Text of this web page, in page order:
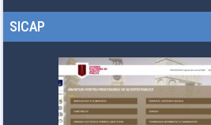
SICAP